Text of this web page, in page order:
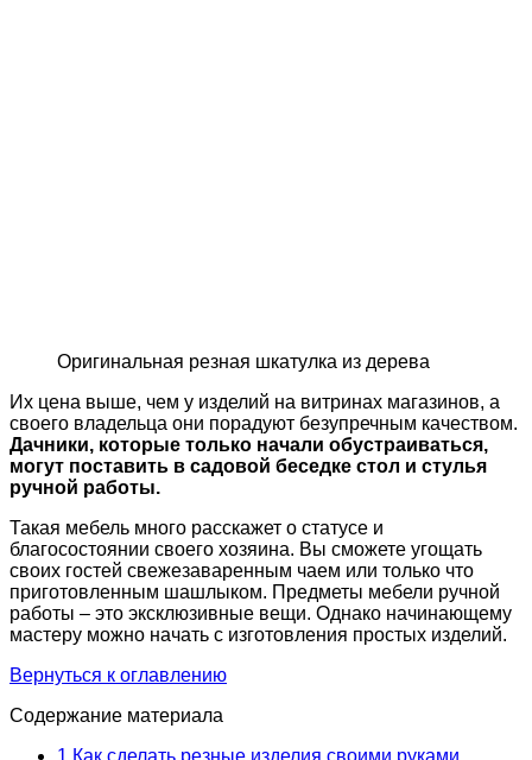
Оригинальная резная шкатулка из дерева
Их цена выше, чем у изделий на витринах магазинов, а
своего владельца они порадуют безупречным качеством.
Дачники, которые только начали обустраиваться,
могут поставить в садовой беседке стол и стулья
ручной работы.
Такая мебель много расскажет о статусе и
благосостоянии своего хозяина. Вы сможете угощать
своих гостей свежезаваренным чаем или только что
приготовленным шашлыком. Предметы мебели ручной
работы – это эксклюзивные вещи. Однако начинающему
мастеру можно начать с изготовления простых изделий.
Вернуться к оглавлению
Содержание материала
1 Как сделать резные изделия своими руками